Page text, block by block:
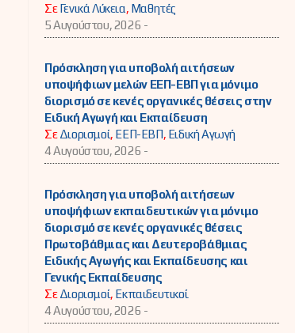
ΣεΓενικά Λύκεια, Μαθητές
5 Αυγούστου, 2026 -
Πρόσκληση για υποβολή αιτήσεων
υποψήφιων μελών ΕΕΠ-ΕΒΠ για μόνιμο
διορισμό σε κενές οργανικές θέσεις στην
Ειδική Αγωγή και Εκπαίδευση
ΣεΔιορισμοί, ΕΕΠ-ΕΒΠ, Ειδική Αγωγή
4 Αυγούστου, 2026 -
Πρόσκληση για υποβολή αιτήσεων
υποψήφιων εκπαιδευτικών για μόνιμο
διορισμό σε κενές οργανικές θέσεις
Πρωτοβάθμιας και Δευτεροβάθμιας
Ειδικής Αγωγής και Εκπαίδευσης και
Γενικής Εκπαίδευσης
ΣεΔιορισμοί, Εκπαιδευτικοί
4 Αυγούστου, 2026 -